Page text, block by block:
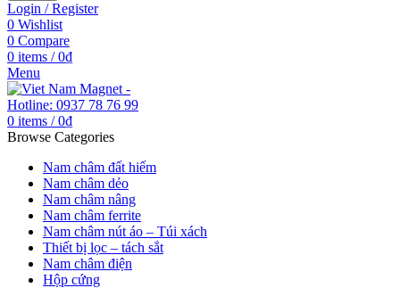
Login / Register
0 Wishlist
0 Compare
0 items / 0₫
Menu
0 items / 0₫
Browse Categories
Nam châm đất hiếm
Nam châm dẻo
Nam châm nâng
Nam châm ferrite
Nam châm nút áo – Túi xách
Thiết bị lọc – tách sắt
Nam châm điện
Hộp cứng